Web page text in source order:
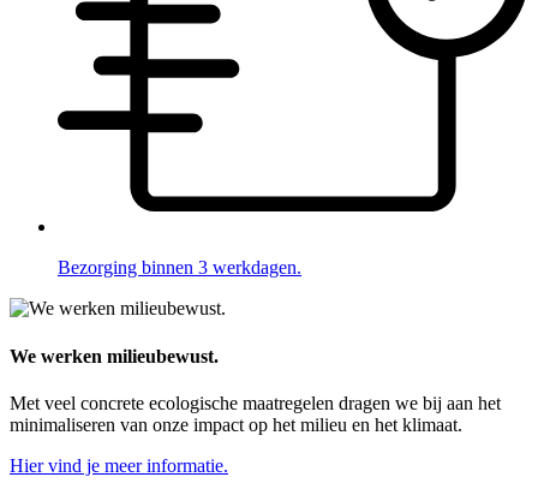
Bezorging binnen 3 werkdagen.
We werken milieubewust.
Met veel concrete ecologische maatregelen dragen we bij aan het
minimaliseren van onze impact op het milieu en het klimaat.
Hier vind je meer informatie.